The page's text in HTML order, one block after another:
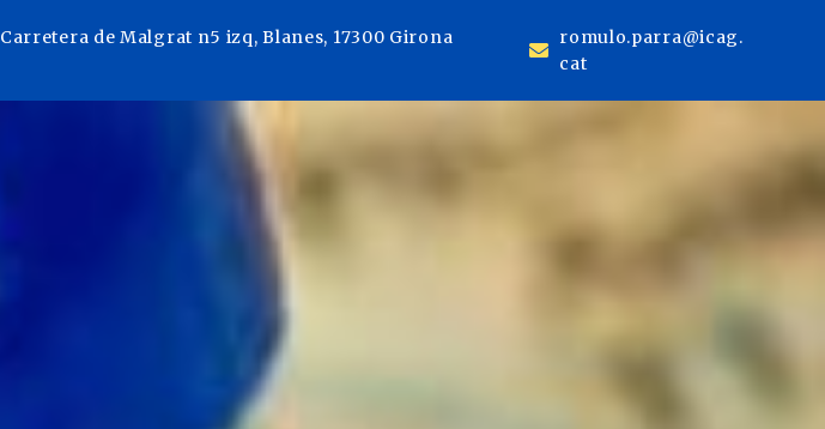
Carretera de Malgrat n5 izq, Blanes, 17300 Girona
romulo.parra@icag.
cat